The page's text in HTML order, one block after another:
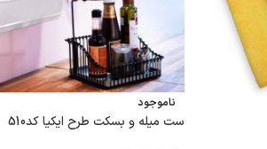
ناموجود
ست میله و بسکت طرح ایکیا کد510